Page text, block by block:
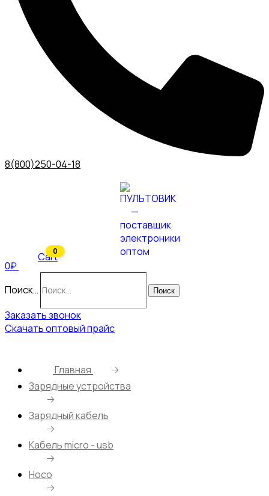
8(800)250-04-18
0₽
0
Cart
Поиск… Поиск
Заказать звонок
Скачать оптовый прайс
Главная
🡢
Зарядные устройства
🡢
Зарядный кабель
🡢
Кабель micro - usb
🡢
Hoco
🡢